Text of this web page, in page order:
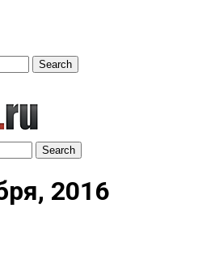
Search
Search
2016